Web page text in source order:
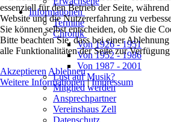
Informationen
Termine
Chronik
Von 1926 - 1951
Von 1952 - 1986
Von 1987 - 2001
Lust auf Musik?
Mitglied werden
Ansprechpartner
Vereinshaus Zell
Datenschutz
essenziell für den Betrieb der Seite,
Website und die Nutzererfahrung zu
Sie können selbst entscheiden, ob Sie die
Bitte beachten Sie, dass bei einer
alle Funktionalitäten der Seite zur Verfügung
Akzeptieren Ablehnen
Weitere Informationen|Impressum